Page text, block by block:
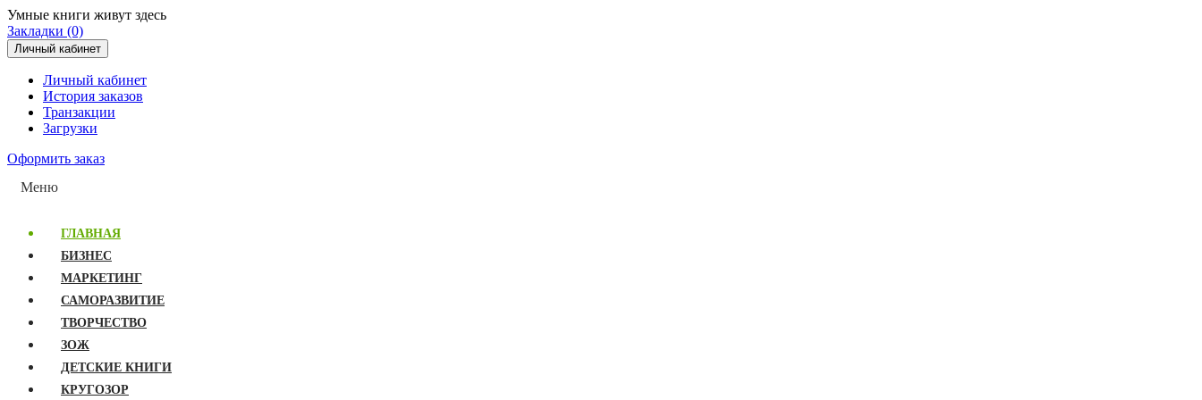
Умные книги живут здесь
Закладки (0)
Личный кабинет
Личный кабинет
История заказов
Транзакции
Загрузки
Оформить заказ
Меню
ГЛАВНАЯ
БИЗНЕС
МАРКЕТИНГ
САМОРАЗВИТИЕ
ТВОРЧЕСТВО
ЗОЖ
ДЕТСКИЕ КНИГИ
КРУГОЗОР